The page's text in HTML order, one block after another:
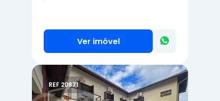
Ver imóvel
REF 20871